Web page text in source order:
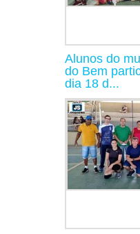
Alunos do
do Bem
dia 18 d...